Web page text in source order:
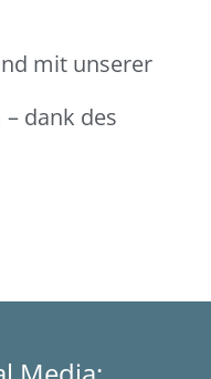
mit unserer
dank des